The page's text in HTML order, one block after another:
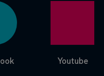
Youtube